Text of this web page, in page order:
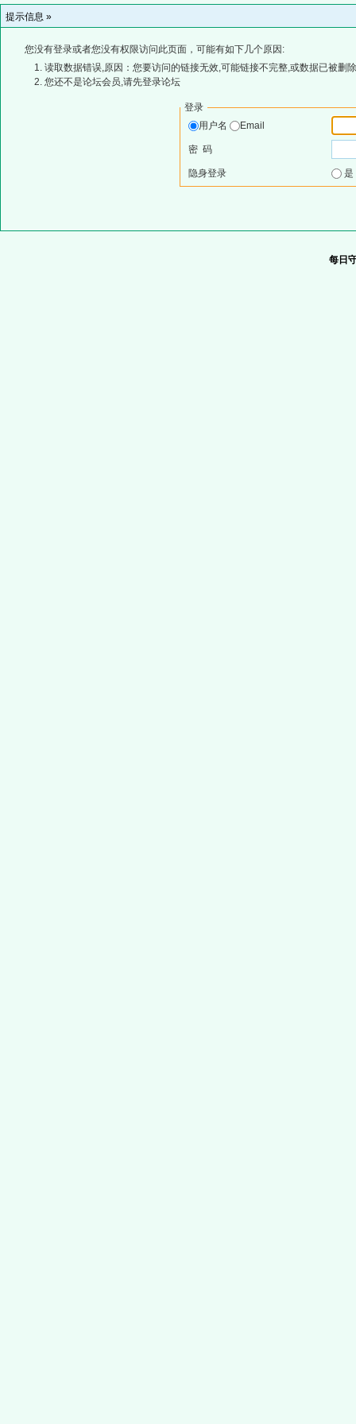
提示信息 »
您没有登录或者您没有权限访问此页面，可能有如下几个原因:
读取数据错误,原因：您要访问的链接无效,可能链接不完整,或数据已被删
您还不是论坛会员,请先登录论坛
登录
用户名
Email
密 码
隐身登录
每日